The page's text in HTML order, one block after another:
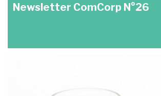
Newsletter ComCorp N°26